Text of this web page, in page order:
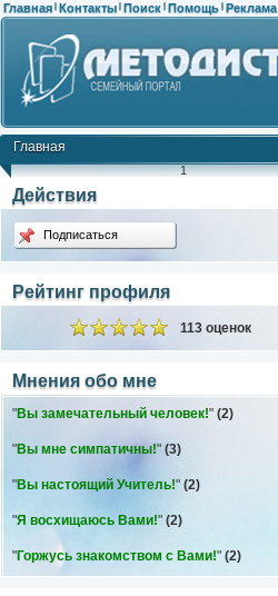
Главная | Контакты | Поиск | Помощь | Реклама
Главная
1
Действия
Подписаться
Рейтинг профиля
113 оценок
Мнения обо мне
"Вы замечательный человек!" (2)
"Вы мне симпатичны!" (3)
"Вы настоящий Учитель!" (2)
"Я восхищаюсь Вами!" (2)
"Горжусь знакомством с Вами!" (2)